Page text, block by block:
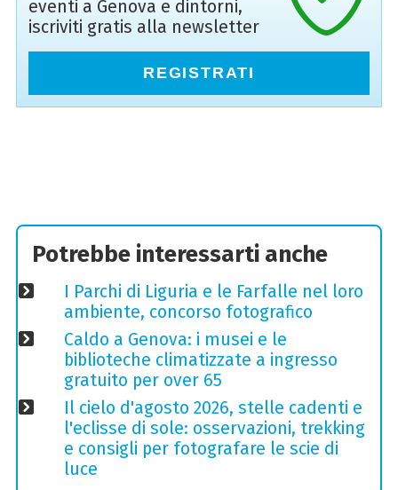
eventi a Genova e dintorni,
iscriviti gratis alla newsletter
REGISTRATI
Potrebbe interessarti anche
I Parchi di Liguria e le Farfalle nel loro
ambiente, concorso fotografico
Caldo a Genova: i musei e le
biblioteche climatizzate a ingresso
gratuito per over 65
Il cielo d'agosto 2026, stelle cadenti e
l'eclisse di sole: osservazioni, trekking
e consigli per fotografare le scie di
luce